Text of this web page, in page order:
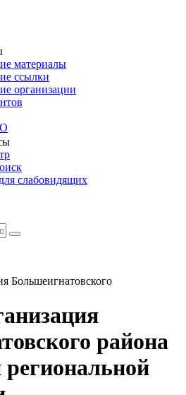
материалы
ссылки
организации
слабовидящих
Большеигнатовского
района